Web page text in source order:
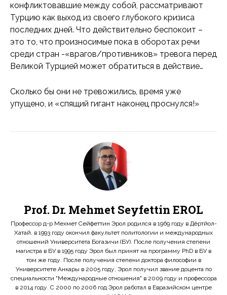
конфликтовавшие между собой, рассматривают
Турцию как выход из своего глубокого кризиса
последних дней. Что действительно беспокоит –
это то, что произносимые пока в оборотах речи
среди стран -«врагов/противников» тревога перед
Великой Турцией может обратиться в действие…
Сколько бы они не тревожились, время уже
упущено, и «спящий гигант наконец проснулся!»
Prof. Dr. Mehmet Seyfettin EROL
Профессор д-р Мехмет Сейфеттин Эрол родился в 1969 году в Дёртйол-
Хатай, в 1993 году окончил факультет политологии и международных
отношений Университета Богазичи (БУ). После получения степени
магистра в БУ в 1995 году Эрол был принят на программу PhD в БУ в
том же году. После получения степени доктора философии в
Университете Анкары в 2005 году, Эрол получил звание доцента по
специальности "Международные отношения" в 2009 году и профессора
в 2014 году. С 2000 по 2006 год Эрол работал в Евразийском центре